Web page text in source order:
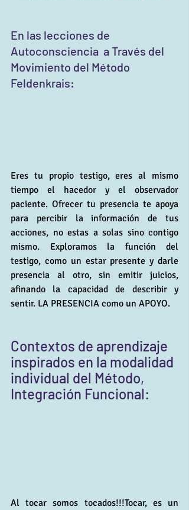
En las lecciones de
Autoconsciencia  a Través del
Movimiento del Método
Feldenkrais:
Eres tu propio testigo, eres al mismo
tiempo el hacedor y el observador
paciente. Ofrecer tu presencia te apoya
para percibir la información de tus
acciones, no estas a solas sino contigo
mismo. Exploramos la función del
testigo, como un estar presente y darle
presencia al otro, sin emitir juicios,
afinando la capacidad de describir y
sentir. LA PRESENCIA como un APOYO.
Contextos de aprendizaje
inspirados en la modalidad
individual del Método,
Integración Funcional:
Al tocar somos tocados!!!Tocar, es un